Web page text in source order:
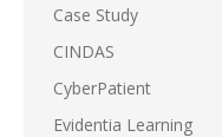
Case Study
CINDAS
CyberPatient
Evidentia Learning